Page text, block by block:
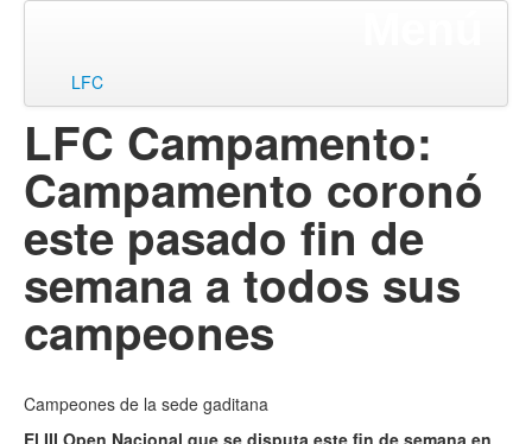
ir
al
contenido
LFC
LFC Campamento:
Campamento coronó
este pasado fin de
semana a todos sus
campeones
Campeones de la sede gaditana
El III Open Nacional que se disputa este fin de semana en